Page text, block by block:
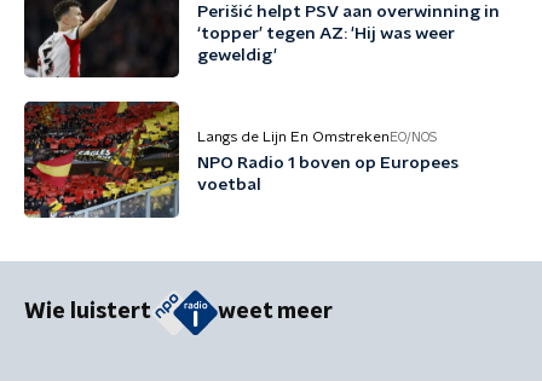
Perišić helpt PSV aan overwinning in
‘topper’ tegen AZ: 'Hij was weer
geweldig'
Langs de Lijn En Omstreken EO/NOS
NPO Radio 1 boven op Europees
voetbal
Wie luistert weet meer